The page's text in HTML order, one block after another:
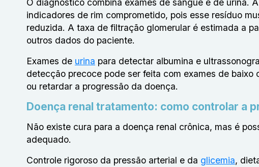
O diagnóstico combina exames de sangue e de urina.
indicadores de rim comprometido, pois esse resíduo
reduzida. A taxa de filtração glomerular é estimada a
outros dados do paciente.
Exames de urina para detectar albumina e
detecção precoce pode ser feita com exames de
ou retardar a progressão da doença.
Doença renal tratamento: como controlar a
Não existe cura para a doença renal crônica, mas é
adequado.
Controle rigoroso da pressão arterial e da glicemia,